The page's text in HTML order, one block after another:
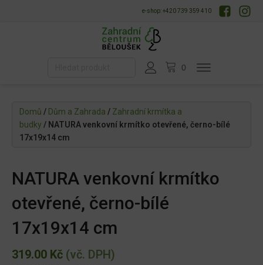
e-shop: +420 739 359 410
Domů / Dům a Zahrada / Zahradní krmítka a
budky / NATURA venkovní krmítko otevřené, černo-bílé
17x19x14 cm
NATURA venkovní krmítko
otevřené, černo-bílé
17x19x14 cm
319.00 Kč (vč. DPH)